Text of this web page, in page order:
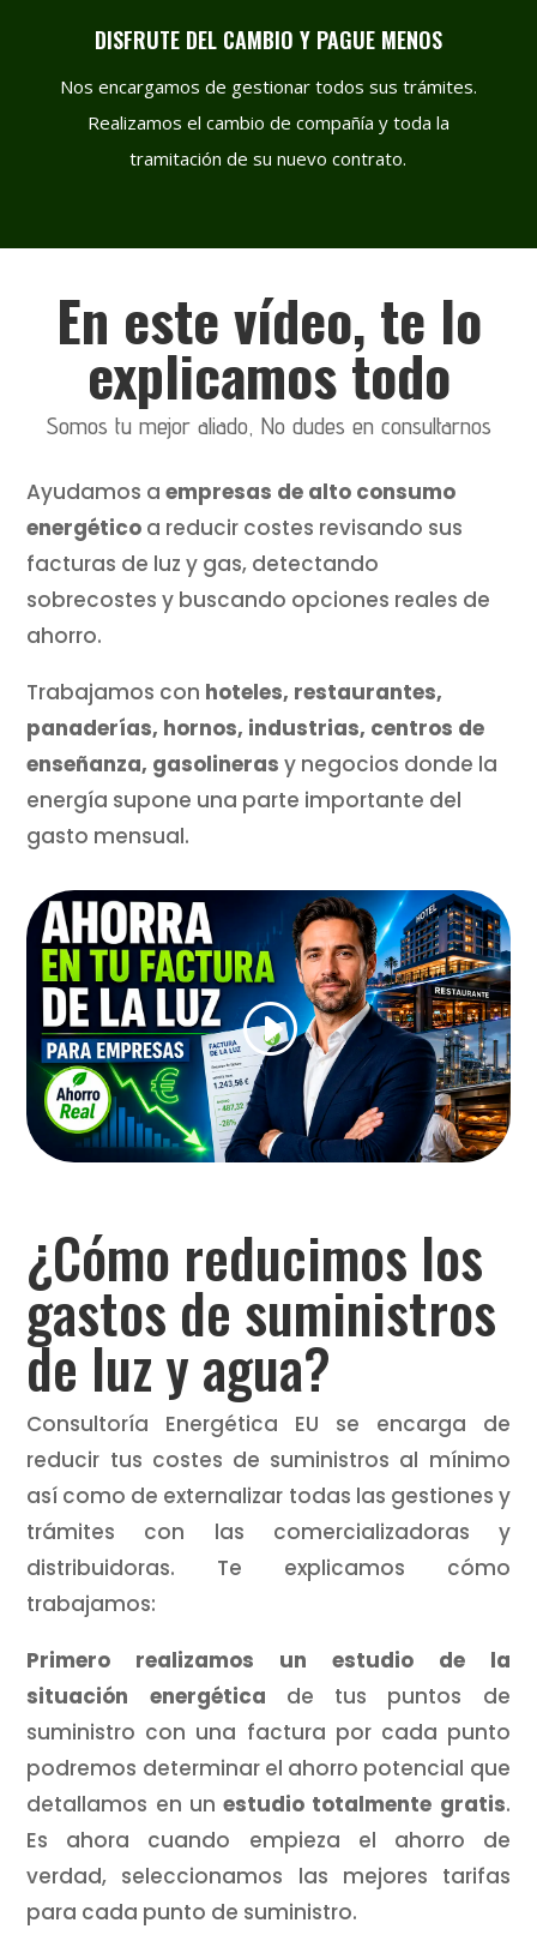
DISFRUTE DEL CAMBIO Y PAGUE MENOS
Nos encargamos de gestionar todos sus trámites.
Realizamos el cambio de compañía y toda la
tramitación de su nuevo contrato.
En este vídeo, te lo
explicamos todo
Somos tu mejor aliado, No dudes en consultarnos
Ayudamos aempresas de alto consumo
energético a reducir costes revisando sus
facturas de luz y gas, detectando
sobrecostes y buscando opciones reales de
ahorro.
Trabajamos con hoteles, restaurantes,
panaderías, hornos, industrias, centros de
enseñanza, gasolineras y negocios donde la
energía supone una parte importante del
gasto mensual.
¿Cómo reducimos los
gastos de suministros
de luz y agua?
Consultoría Energética EU se encarga de
reducir tus costes de suministros al mínimo
así como de externalizar todas las gestiones y
trámites con las comercializadoras y
distribuidoras. Te explicamos cómo
trabajamos:
Primero realizamos un estudio de la
situación energética de tus puntos de
suministro con una factura por cada punto
podremos determinar el ahorro potencial que
detallamos en unestudio totalmente gratis.
Es ahora cuando empieza el ahorro de
verdad, seleccionamos las mejores tarifas
para cada punto de suministro.